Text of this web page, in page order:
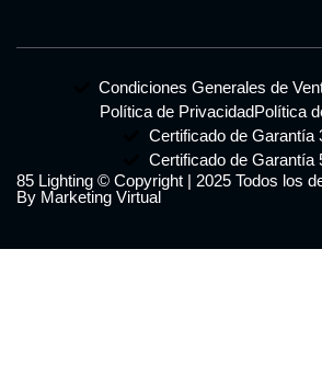
85 Lighting © Copyright | 2025 Todos los
By Marketing Virtual
Condiciones Generales de
Política de PrivacidadPolítica
Certificado de Garantía
Certificado de Garantía